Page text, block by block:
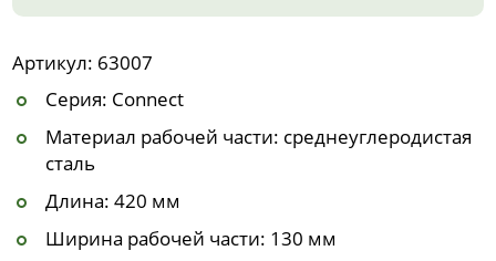
Артикул: 63007
Серия: Connect
Материал рабочей части: среднеуглеродистая
сталь
Длина: 420 мм
Ширина рабочей части: 130 мм